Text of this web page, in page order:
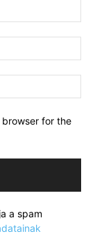
browser for the
a spam